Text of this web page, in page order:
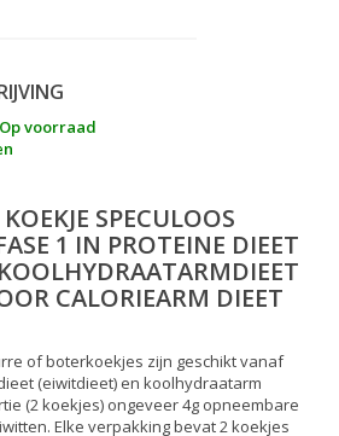
Op voorraad
SPECULOOS
1 IN PROTEINE DIEET
CALORIEARM DIEET
of boterkoekjes zijn geschikt vanaf
(eiwitdieet) en koolhydraatarm
(2 koekjes) ongeveer 4g opneembare
Elke verpakking bevat 2 koekjes